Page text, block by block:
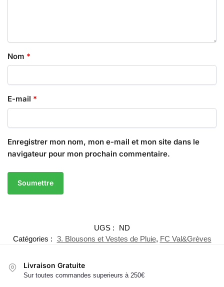
Nom *
E-mail *
Enregistrer mon nom, mon e-mail et mon site dans le
navigateur pour mon prochain commentaire.
UGS :
ND
Catégories : 3. Blousons et Vestes de Pluie, FC Val&Grèves
Livraison Gratuite
Sur toutes commandes superieurs à 250€